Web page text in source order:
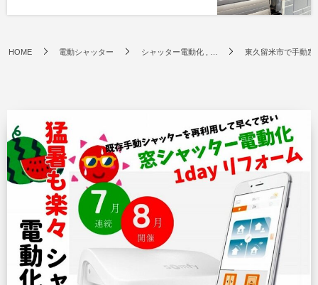
HOME 電動シャッター シャッター電動化 , … 東久留米市で手動